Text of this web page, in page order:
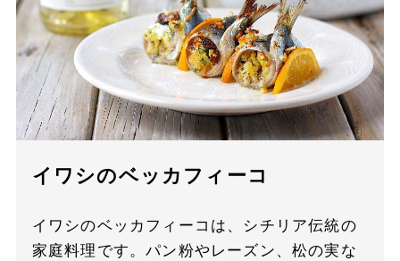
イワシのベッカフィーコ
イワシのベッカフィーコは、シチリア伝統の
家庭料理です。パン粉やレーズン、松の実な